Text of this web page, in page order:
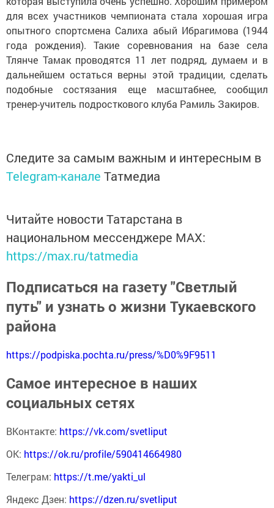
для всех участников чемпионата стала хорошая игра
опытного спортсмена Салиха абый Ибрагимова (1944
года рождения). Такие соревнования на базе села
Тлянче Тамак проводятся 11 лет подряд, думаем и в
дальнейшем остаться верны этой традиции, сделать
подобные состязания еще масштабнее, сообщил
тренер-учитель подросткового клуба Рамиль Закиров.
Следите за самым важным и интересным в
Telegram-канале Татмедиа
Читайте новости Татарстана в
национальном мессенджере MАХ:
https://max.ru/tatmedia
Подписаться на газету "Светлый
путь" и узнать о жизни Тукаевского
района
https://podpiska.pochta.ru/press/%D0%9F9511
Самое интересное в наших
социальных сетях
ВКонтакте: https://vk.com/svetliput
ОК: https://ok.ru/profile/590414664980
Телеграм: https://t.me/yakti_ul
Яндекс Дзен: https://dzen.ru/svetliput